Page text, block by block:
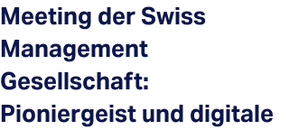
Meeting der Swiss
Management
Gesellschaft:
Pioniergeist und digitale